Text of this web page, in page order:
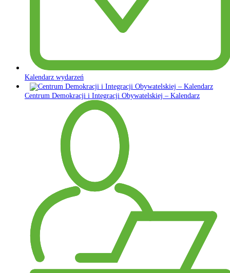
Kalendarz wydarzeń
Centrum Demokracji i Integracji Obywatelskiej – Kalendarz